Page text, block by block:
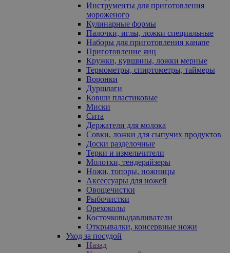
Инструменты для приготовления
мороженого
Кулинарные формы
Палочки, иглы, ложки специальные
Наборы для приготовления канапе
Приготовление яиц
Кружки, кувшины, ложки мерные
Термометры, спиртометры, таймеры
Воронки
Дуршлаги
Ковши пластиковые
Миски
Сита
Держатели для молока
Совки, ложки для сыпучих продуктов
Доски разделочные
Терки и измельчители
Молотки, тендерайзеры
Ножи, топоры, ножницы
Аксессуары для ножей
Овощечистки
Рыбочистки
Орехоколы
Косточковыдавливатели
Открывалки, консервные ножи
Уход за посудой
Назад